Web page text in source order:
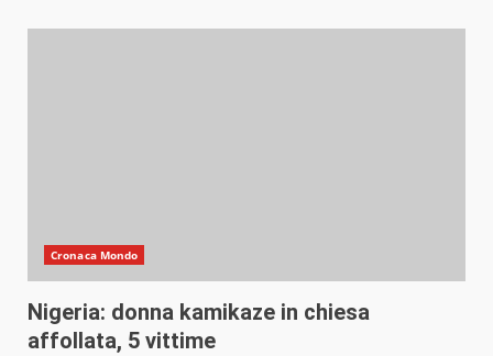
Cronaca Mondo
Nigeria: donna kamikaze in chiesa
affollata, 5 vittime